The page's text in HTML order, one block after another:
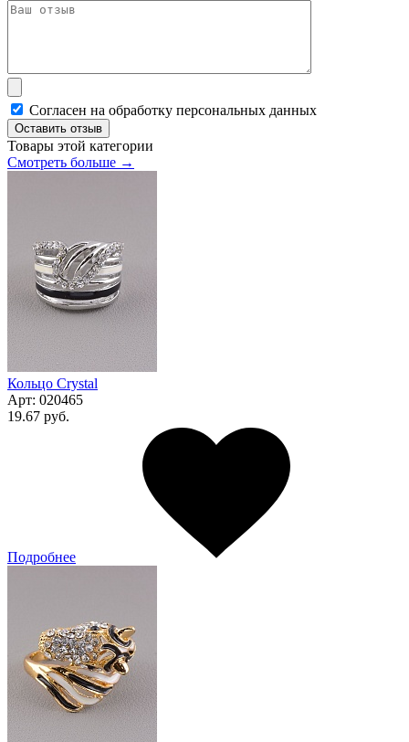
Согласен на обработку персональных данных
Оставить отзыв
Товары этой категории
Смотреть больше →
Кольцо Сrystal
Арт: 020465
19.67 руб.
Подробнее